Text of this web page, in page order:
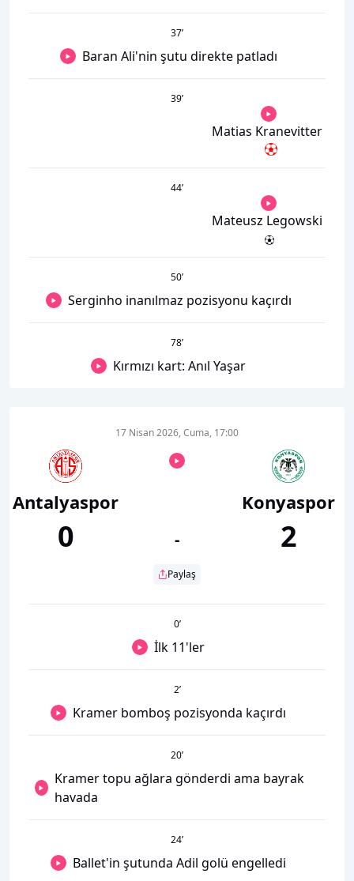
37’
Baran Ali'nin şutu direkte patladı
39’
Matias Kranevitter
44’
Mateusz Legowski
50’
Serginho inanılmaz pozisyonu kaçırdı
78’
Kırmızı kart: Anıl Yaşar
Antalyaspor
0
17 Nisan 2026, Cuma, 17:00
-
Paylaş
Konyaspor
2
0’
İlk 11'ler
2’
Kramer bomboş pozisyonda kaçırdı
20’
Kramer topu ağlara gönderdi ama bayrak
havada
24’
Ballet'in şutunda Adil golü engelledi